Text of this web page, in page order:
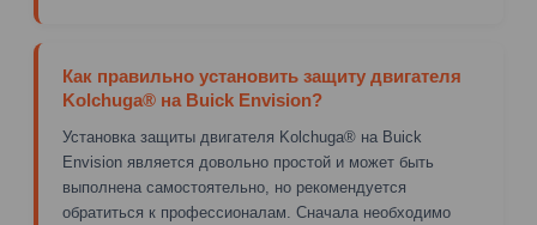
Как правильно установить защиту двигателя
Kolchuga® на Buick Envision?
Установка защиты двигателя Kolchuga® на Buick
Envision является довольно простой и может быть
выполнена самостоятельно, но рекомендуется
обратиться к профессионалам. Сначала необходимо